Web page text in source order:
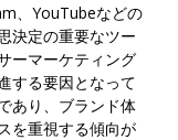
、YouTubeなどの
決定の重要なツー
ーマーケティング
する要因となって
あり、ブランド体
を重視する傾向が